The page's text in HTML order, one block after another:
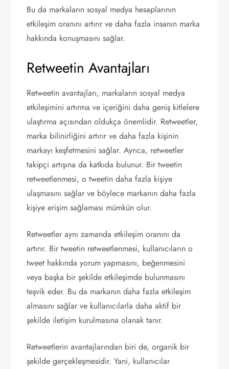
Bu da markaların sosyal medya hesaplarının
etkileşim oranını artırır ve daha fazla insanın marka
hakkında konuşmasını sağlar.
Retweetin Avantajları
Retweetin avantajları, markaların sosyal medya
etkileşimini artırma ve içeriğini daha geniş kitlelere
ulaştırma açısından oldukça önemlidir. Retweetler,
marka bilinirliğini artırır ve daha fazla kişinin
markayı keşfetmesini sağlar. Ayrıca, retweetler
takipçi artışına da katkıda bulunur. Bir tweetin
retweetlenmesi, o tweetin daha fazla kişiye
ulaşmasını sağlar ve böylece markanın daha fazla
kişiye erişim sağlaması mümkün olur.
Retweetler aynı zamanda etkileşim oranını da
artırır. Bir tweetin retweetlenmesi, kullanıcıların o
tweet hakkında yorum yapmasını, beğenmesini
veya başka bir şekilde etkileşimde bulunmasını
teşvik eder. Bu da markanın daha fazla etkileşim
almasını sağlar ve kullanıcılarla daha aktif bir
şekilde iletişim kurulmasına olanak tanır.
Retweetlerin avantajlarından biri de, organik bir
şekilde gerçekleşmesidir. Yani, kullanıcılar